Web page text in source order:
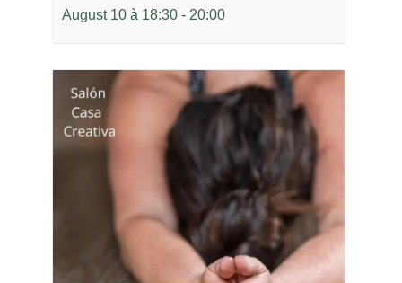
August 10 à 18:30 - 20:00